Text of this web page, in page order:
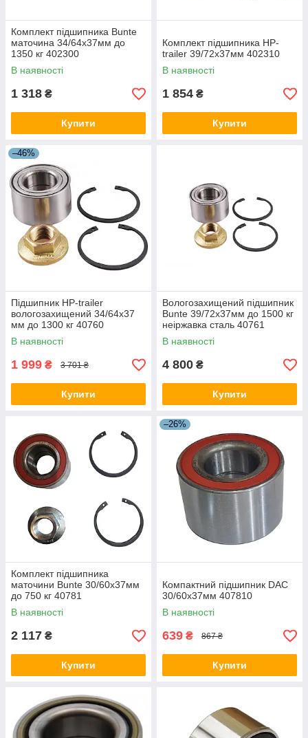
Комплект підшипника Bunte
маточина 34/64x37мм до
1350 кг 402300
В наявності
1 318 ₴
Купити
Комплект підшипника HP-
trailer 39/72x37мм 402310
В наявності
1 854 ₴
Купити
–46%
Підшипник HP-trailer
вологозахищений 34/64x37
мм до 1300 кг 40760
В наявності
1 999 ₴ 3 701 ₴
Купити
Вологозахищений підшипник
Bunte 39/72x37мм до 1500 кг
неіржавка сталь 40761
В наявності
4 800 ₴
Купити
Комплект підшипника
маточини Bunte 30/60х37мм
до 750 кг 40781
В наявності
2 117 ₴
Купити
–26%
Компактний підшипник DAC
30/60х37мм 407810
В наявності
639 ₴ 867 ₴
Купити